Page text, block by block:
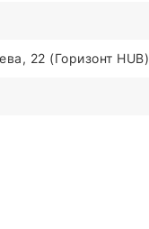
22 (Горизонт HUB)